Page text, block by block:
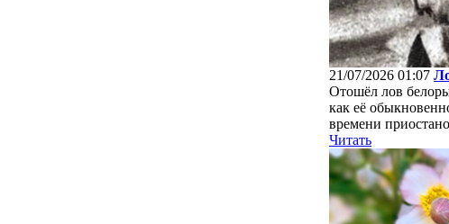
21/07/2026 01:07
Отошёл лов
как её
времени
Читать